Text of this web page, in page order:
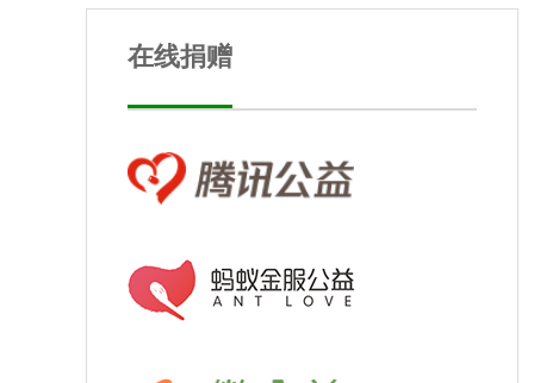
在线捐赠